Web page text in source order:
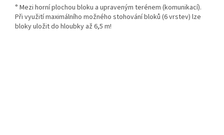
° Mezi horní plochou bloku a upraveným terénem (komunikací).
Při využití maximálního možného stohování bloků (6 vrstev) lze
bloky uložit do hloubky až 6,5 m!